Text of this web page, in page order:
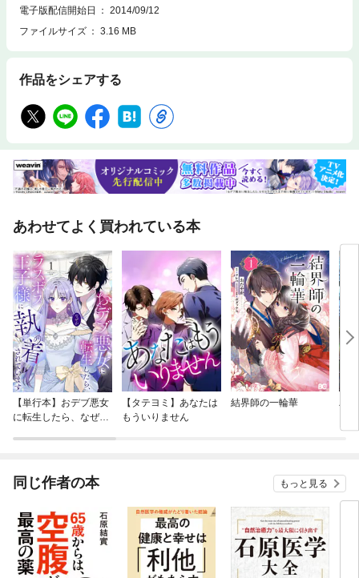
電子版配信開始日
2014/09/12
ファイルサイズ
3.16 MB
作品をシェアする
あわせてよく買われている本
【単行本】おデブ悪女
に転生したら、なぜか
【タテヨミ】あなたは
もういりません
結界師の一輪華
バ
今
同じ作者の本 もっと見る